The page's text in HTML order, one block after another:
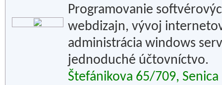
Programovanie
webdizajn, vývoj
administrácia windows
jednoduché účtovníctvo.
Štefánikova 65/709, Senica